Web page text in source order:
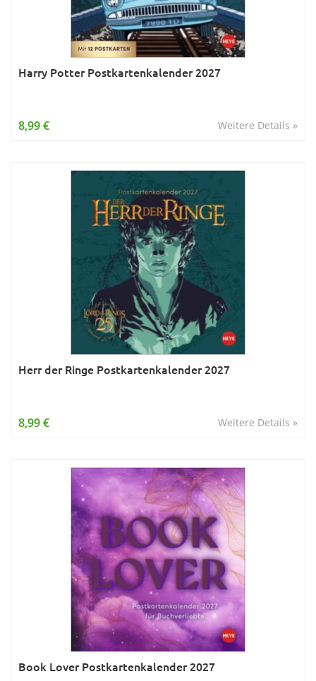
Harry Potter Postkartenkalender 2027
Weitere Details »
8,99 €
Herr der Ringe Postkartenkalender 2027
Weitere Details »
8,99 €
Book Lover Postkartenkalender 2027